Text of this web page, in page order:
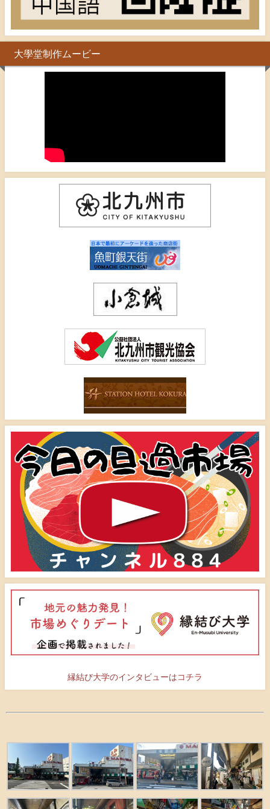
大學堂制作ムービー
縁結び大学のインタビューはコチラ